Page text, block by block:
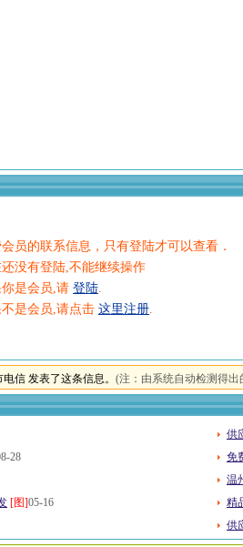
员的联系信息，只有登陆才可以查看．
没有登陆,不能继续操作
是会员,请 登陆.
是会员,请点击 这里注册.
信 发表了这条信息。 (注：由系统自动检测得
供
28
免
温
[图]05-16
精
供